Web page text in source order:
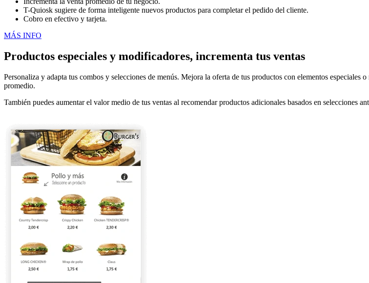
T-Quiosk sugiere de forma inteligente nuevos productos para completar el pedido del cliente.
Cobro en efectivo y tarjeta.
MÁS INFO
Productos especiales y modificadores, incrementa tus ventas
Personaliza y adapta tus combos y selecciones de menús. Mejora la oferta de tus productos con elementos
promedio.
También puedes aumentar el valor medio de tus ventas al recomendar productos adicionales basados en selecciones